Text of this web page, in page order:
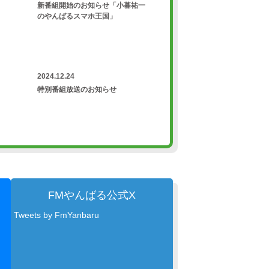
新番組開始のお知らせ「小暮祐一
のやんばるスマホ王国」
2024.12.24
特別番組放送のお知らせ
FMやんばる公式X
Tweets by FmYanbaru